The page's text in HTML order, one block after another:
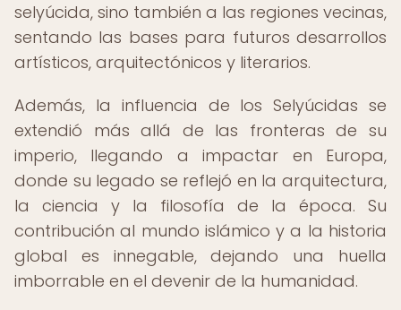
selyúcida, sino también a las regiones vecinas,
sentando las bases para futuros desarrollos
artísticos, arquitectónicos y literarios.
Además, la influencia de los Selyúcidas se
extendió más allá de las fronteras de su
imperio, llegando a impactar en Europa,
donde su legado se reflejó en la arquitectura,
la ciencia y la filosofía de la época. Su
contribución al mundo islámico y a la historia
global es innegable, dejando una huella
imborrable en el devenir de la humanidad.